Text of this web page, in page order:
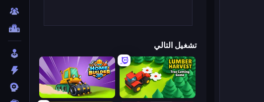
تشغيل التالي
Lumber Harvest: Tree Cutting Game
Home Builder 3D